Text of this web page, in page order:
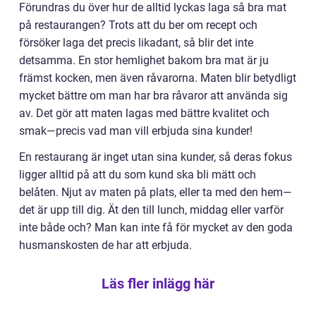
Förundras du över hur de alltid lyckas laga så bra mat
på restaurangen? Trots att du ber om recept och
försöker laga det precis likadant, så blir det inte
detsamma. En stor hemlighet bakom bra mat är ju
främst kocken, men även råvarorna. Maten blir betydligt
mycket bättre om man har bra råvaror att använda sig
av. Det gör att maten lagas med bättre kvalitet och
smak—precis vad man vill erbjuda sina kunder!
En restaurang är inget utan sina kunder, så deras fokus
ligger alltid på att du som kund ska bli mätt och
belåten. Njut av maten på plats, eller ta med den hem—
det är upp till dig. Ät den till lunch, middag eller varför
inte både och? Man kan inte få för mycket av den goda
husmanskosten de har att erbjuda.
Läs fler inlägg här